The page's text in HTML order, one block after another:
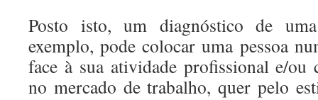
Posto isto, um diagnóstico de
exemplo, pode colocar uma pessoa
face à sua atividade profissional e/ou
no mercado de trabalho, quer pelo